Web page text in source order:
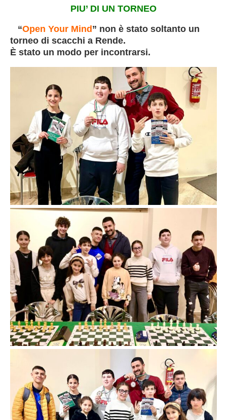
PIU’ DI UN TORNEO
“Open Your Mind ” non è stato soltanto un
torneo di scacchi a Rende.
È stato un modo per incontrarsi.